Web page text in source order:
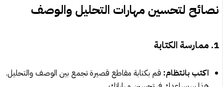
نصائح لتحسين مهارات التحليل والوصف
1. ممارسة الكتابة
اكتب بانتظام: قم بكتابة مقاطع قصيرة تجمع بين الوصف والتحليل.